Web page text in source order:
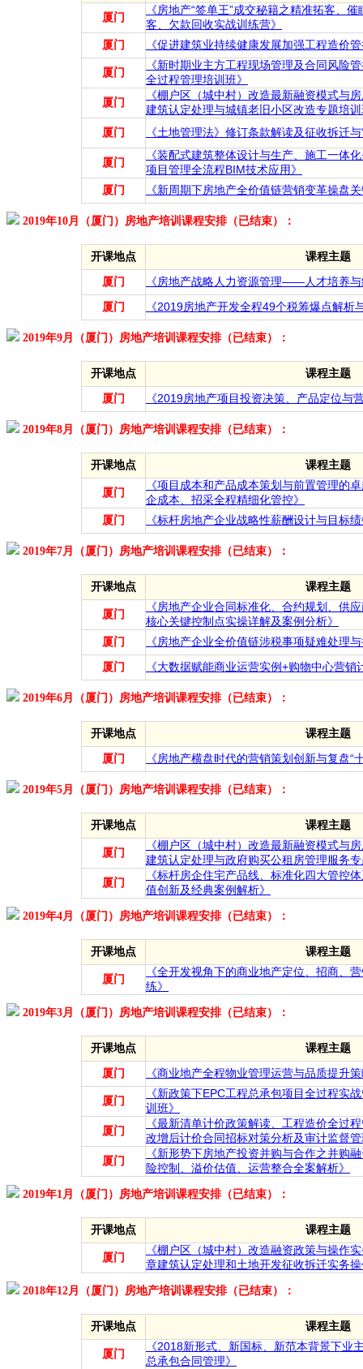
厦门
《房地产“签单王”成交秘籍之精准拓客、
客、欠款回收实战训练营》
厦门
《促进建筑业持续健康发展加强工程造价
厦门
《新时期业主方工程现场管理及合同风险
全过程管理培训班》
厦门
《棚户区（城中村）改造最新融资模式与
建筑认定处理与城镇老旧小区改造专题培
厦门
《土地管理法》修订条款解读及征收拆迁
厦门
《装配式建筑整体设计与生产、施工一体
项目管理全流程BIM技术应用》
厦门
《新周期下房地产全价值链营销变革操盘
2019年10月（厦门）房地产培训课程安排（已结束）：
开课地点 课程主题
厦门
《房地产战略人力资源管理——人才培养
厦门
《2019房地产开发全程49个税筹爆点解析
2019年9月（厦门）房地产培训课程安排（已结束）：
开课地点 课程主题
厦门 《2019房地产项目投资决策、产品定位与
2019年8月（厦门）房地产培训课程安排（已结束）：
开课地点 课程主题
厦门
《项目成本和产品成本策划与前置管理的
企成本、招采全程精细化管控》
厦门
《标杆房地产企业战略性薪酬设计与目标
2019年7月（厦门）房地产培训课程安排（已结束）：
开课地点 课程主题
厦门
《房地产企业合同标准化、合约规划、供
核心关键控制点实操详解及案例分析》
厦门
《房地产企业全价值链涉税事项疑难处理
厦门
《大数据赋能商业运营实例+购物中心营
2019年6月（厦门）房地产培训课程安排（已结束）：
开课地点 课程主题
厦门 《房地产横盘时代的营销策划创新与复盘“
2019年5月（厦门）房地产培训课程安排（已结束）：
开课地点 课程主题
厦门
《棚户区（城中村）改造最新融资模式与
建筑认定处理与政府购买公租房管理服务
厦门
《标杆房企住宅产品线、标准化四大管控
值创新及经典案例解析》
2019年4月（厦门）房地产培训课程安排（已结束）：
开课地点 课程主题
厦门
《全开发视角下的商业地产定位、招商、
练》
2019年3月（厦门）房地产培训课程安排（已结束）：
开课地点 课程主题
厦门 《商业地产全程物业管理运营与品质提升
厦门
《新政策下EPC工程总承包项目全过程实
训班》
厦门
《最新清单计价政策解读、工程造价全过
改增后计价合同招标对策分析及审计监督
厦门
《新形势下房地产投资并购与合作之并购
险控制、溢价估值、运营整合全案解析》
2019年1月（厦门）房地产培训课程安排（已结束）：
开课地点 课程主题
厦门
《棚户区（城中村）改造融资政策与操作
章建筑认定处理和土地开发征收拆迁实务
2018年12月（厦门）房地产培训课程安排（已结束）：
开课地点 课程主题
厦门
《2018新形式、新国标、新范本背景下业
总承包合同管理》